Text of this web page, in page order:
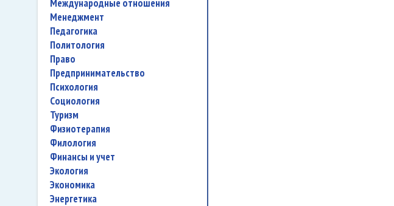
международные отношения
менеджмент
педагогика
политология
право
предпринимательство
психология
социология
туризм
физиотерапия
филология
финансы и учет
экология
экономика
энергетика